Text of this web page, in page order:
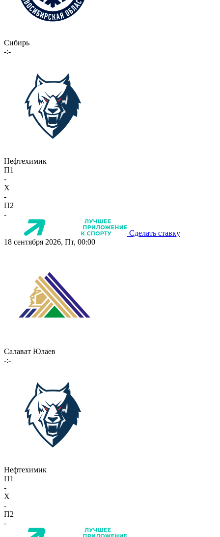
Сибирь
-:-
Нефтехимик
П1
-
X
-
П2
-
Сделать ставку
18 сентября 2026, Пт, 00:00
Салават Юлаев
-:-
Нефтехимик
П1
-
X
-
П2
-